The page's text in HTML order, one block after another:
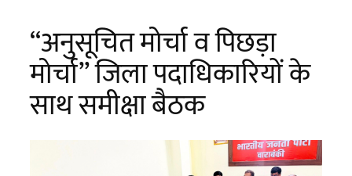
“अनुसूचित मोर्चा व पिछड़ा
मोर्चा” जिला पदाधिकारियों के
साथ समीक्षा बैठक